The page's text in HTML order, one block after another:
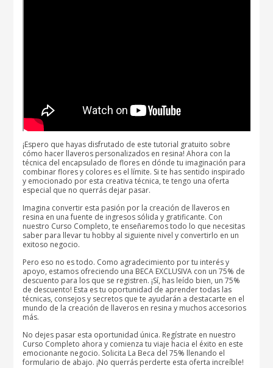
¡Espero que hayas disfrutado de este tutorial gratuito sobre
cómo hacer llaveros personalizados en resina! Ahora con la
técnica del encapsulado de flores en dónde tu imaginación para
combinar flores y colores es el límite. Si te has sentido inspirado
y emocionado por esta creativa técnica, te tengo una oferta
especial que no querrás dejar pasar.
Imagina convertir esta pasión por la creación de llaveros en
resina en una fuente de ingresos sólida y gratificante. Con
nuestro Curso Completo, te enseñaremos todo lo que necesitas
saber para llevar tu hobby al siguiente nivel y convertirlo en un
exitoso negocio.
Pero eso no es todo. Como agradecimiento por tu interés y
apoyo, estamos ofreciendo una BECA EXCLUSIVA con un 75% de
descuento para los que se registren. ¡Sí, has leído bien, un 75%
de descuento! Esta es tu oportunidad de aprender todas las
técnicas, consejos y secretos que te ayudarán a destacarte en el
mundo de la creación de llaveros en resina y muchos accesorios
más.
No dejes pasar esta oportunidad única. Regístrate en nuestro
Curso Completo ahora y comienza tu viaje hacia el éxito en este
emocionante negocio. Solicita La Beca del 75% llenando el
formulario de abajo. ¡No querrás perderte esta oferta increíble!